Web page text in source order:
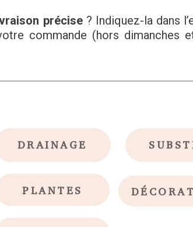
précise? Indiquez-la dans
commande (hors dimanches
DRAINAGE
PLANTES